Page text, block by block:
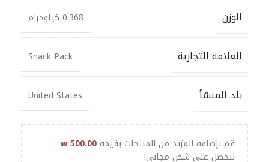
الوزن 0.368 كيلوجرام
العلامة التجارية Snack Pack
بلد المنشأ United States
قم بإضافة المزيد من المنتجات بقيمة ₪500.00
لتحصل على شحن مجاني!